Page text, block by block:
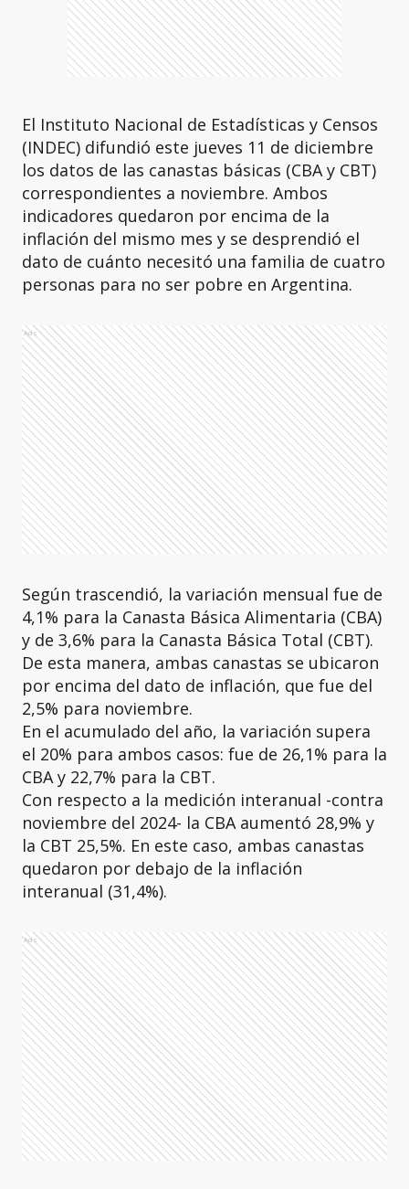
El Instituto Nacional de Estadísticas y Censos
(INDEC) difundió este jueves 11 de diciembre
los datos de las canastas básicas (CBA y CBT)
correspondientes a noviembre. Ambos
indicadores quedaron por encima de la
inflación del mismo mes y se desprendió el
dato de cuánto necesitó una familia de cuatro
personas para no ser pobre en Argentina.
Ads
Según trascendió, la variación mensual fue de
4,1% para la Canasta Básica Alimentaria (CBA)
y de 3,6% para la Canasta Básica Total (CBT).
De esta manera, ambas canastas se ubicaron
por encima del dato de inflación, que fue del
2,5% para noviembre.
En el acumulado del año, la variación supera
el 20% para ambos casos: fue de 26,1% para la
CBA y 22,7% para la CBT.
Con respecto a la medición interanual -contra
noviembre del 2024- la CBA aumentó 28,9% y
la CBT 25,5%. En este caso, ambas canastas
quedaron por debajo de la inflación
interanual (31,4%).
Ads